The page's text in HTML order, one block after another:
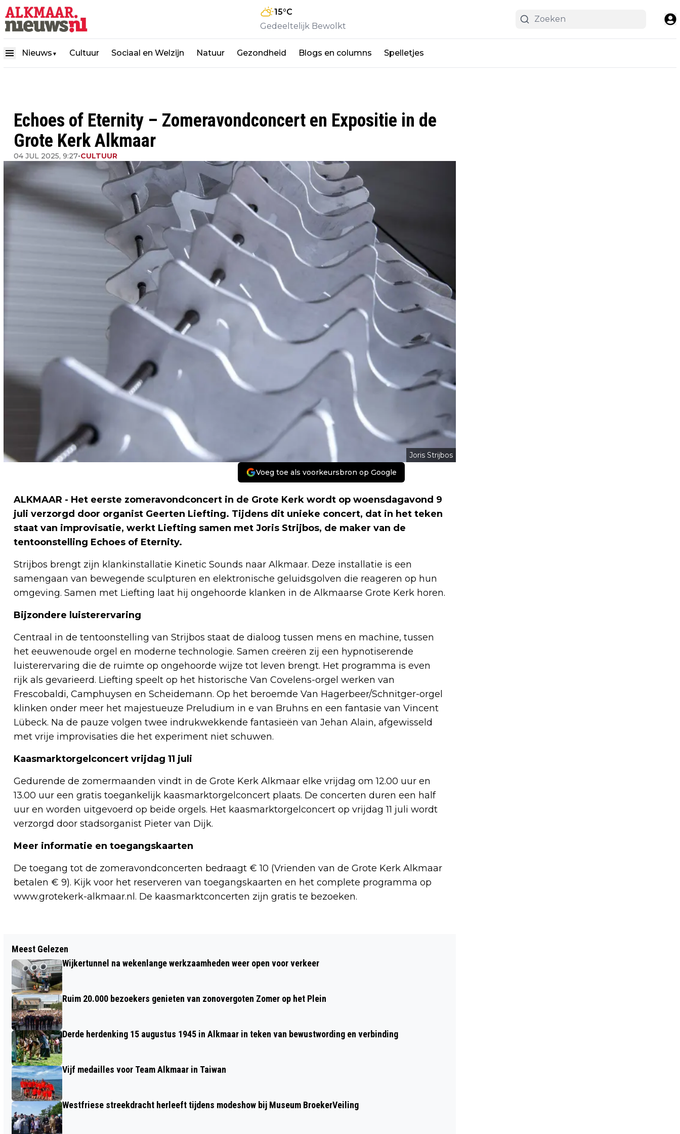
15°C
Gedeeltelijk Bewolkt
Nieuws ▼ Cultuur Sociaal en Welzijn Natuur Gezondheid Blogs en columns Spelletjes
Echoes of Eternity – Zomeravondconcert en Expositie in de
Grote Kerk Alkmaar
04 JUL 2025, 9:27•CULTUUR
Joris Strijbos
Voeg toe als voorkeursbron op Google
ALKMAAR - Het eerste zomeravondconcert in de Grote Kerk wordt op woensdagavond 9
juli verzorgd door organist Geerten Liefting. Tijdens dit unieke concert, dat in het teken
staat van improvisatie, werkt Liefting samen met Joris Strijbos, de maker van de
tentoonstelling Echoes of Eternity.
Strijbos brengt zijn klankinstallatie Kinetic Sounds naar Alkmaar. Deze installatie is een
samengaan van bewegende sculpturen en elektronische geluidsgolven die reageren op hun
omgeving. Samen met Liefting laat hij ongehoorde klanken in de Alkmaarse Grote Kerk horen.
Bijzondere luisterervaring
Centraal in de tentoonstelling van Strijbos staat de dialoog tussen mens en machine, tussen
het eeuwenoude orgel en moderne technologie. Samen creëren zij een hypnotiserende
luisterervaring die de ruimte op ongehoorde wijze tot leven brengt. Het programma is even
rijk als gevarieerd. Liefting speelt op het historische Van Covelens-orgel werken van
Frescobaldi, Camphuysen en Scheidemann. Op het beroemde Van Hagerbeer/Schnitger-orgel
klinken onder meer het majestueuze Preludium in e van Bruhns en een fantasie van Vincent
Lübeck. Na de pauze volgen twee indrukwekkende fantasieën van Jehan Alain, afgewisseld
met vrije improvisaties die het experiment niet schuwen.
Kaasmarktorgelconcert vrijdag 11 juli
Gedurende de zomermaanden vindt in de Grote Kerk Alkmaar elke vrijdag om 12.00 uur en
13.00 uur een gratis toegankelijk kaasmarktorgelconcert plaats. De concerten duren een half
uur en worden uitgevoerd op beide orgels. Het kaasmarktorgelconcert op vrijdag 11 juli wordt
verzorgd door stadsorganist Pieter van Dijk.
Meer informatie en toegangskaarten
De toegang tot de zomeravondconcerten bedraagt € 10 (Vrienden van de Grote Kerk Alkmaar
betalen € 9). Kijk voor het reserveren van toegangskaarten en het complete programma op
www.grotekerk-alkmaar.nl. De kaasmarktconcerten zijn gratis te bezoeken.
ZOMERFEEST ONDER HET KLIMDUIN
SCHOORL
SCHMIDT GAAT ZICH INZETTEN VOOR
Meest Gelezen
Wijkertunnel na wekenlange werkzaamheden weer open voor verkeer
Ruim 20.000 bezoekers genieten van zonovergoten Zomer op het Plein
Derde herdenking 15 augustus 1945 in Alkmaar in teken van bewustwording en verbinding
Vijf medailles voor Team Alkmaar in Taiwan
Westfriese streekdracht herleeft tijdens modeshow bij Museum BroekerVeiling